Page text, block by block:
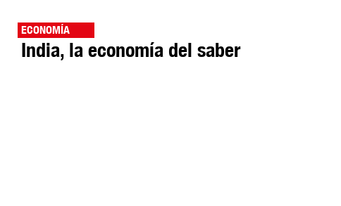
ECONOMÍA
India, la economía del saber